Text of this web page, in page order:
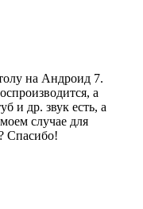
на Андроид 7.
а
и др. звук есть, а
случае для
Спасибо!